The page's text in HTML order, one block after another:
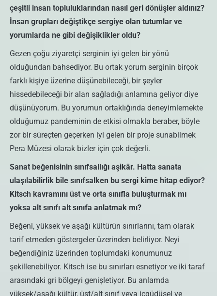
çeşitli insan topluluklarından nasıl geri dönüşler aldınız?
İnsan grupları değiştikçe sergiye olan tutumlar ve
yorumlarda ne gibi değişiklikler oldu?
Gezen çoğu ziyaretçi serginin iyi gelen bir yönü
olduğundan bahsediyor. Bu ortak yorum serginin birçok
farklı kişiye üzerine düşünebileceği, bir şeyler
hissedebileceği bir alan sağladığı anlamına geliyor diye
düşünüyorum. Bu yorumun ortaklığında deneyimlemekte
olduğumuz pandeminin de etkisi olmakla beraber, böyle
zor bir süreçten geçerken iyi gelen bir proje sunabilmek
Pera Müzesi olarak bizler için çok değerli.
Sanat beğenisinin sınıfsallığı aşikâr. Hatta sanata
ulaşılabilirlik bile sınıfsalken bu sergi kime hitap ediyor?
Kitsch kavramını üst ve orta sınıfla buluşturmak mı
yoksa alt sınıfı alt sınıfa anlatmak mı?
Beğeni, yüksek ve aşağı kültürün sınırlarını, tam olarak
tarif etmeden göstergeler üzerinden belirliyor. Neyi
beğendiğiniz üzerinden toplumdaki konumunuz
şekillenebiliyor. Kitsch ise bu sınırları esnetiyor ve iki taraf
arasındaki gri bölgeyi genişletiyor. Bu anlamda
yüksek/aşağı kültür, üst/alt sınıf veya içgüdüsel ve